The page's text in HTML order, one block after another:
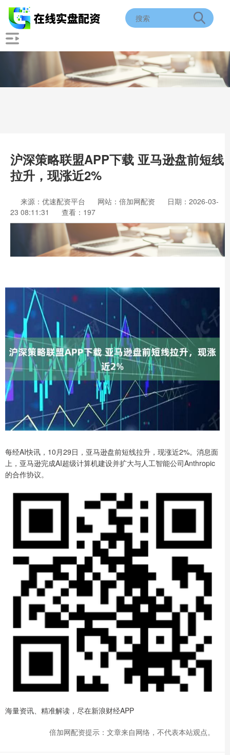
沪深策略联盟APP下载 亚马逊盘前短线
拉升，现涨近2%
来源：优速配资平台 网站：倍加网配资
日期：2026-03-
23 08:11:31
查看：197
每经AI快讯，10月29日，亚马逊盘前短线拉升，现涨近2%。消息面
上，亚马逊完成AI超级计算机建设并扩大与人工智能公司Anthropic
的合作协议。
海量资讯、精准解读，尽在新浪财经APP
倍加网配资提示：文章来自网络，不代表本站观点。